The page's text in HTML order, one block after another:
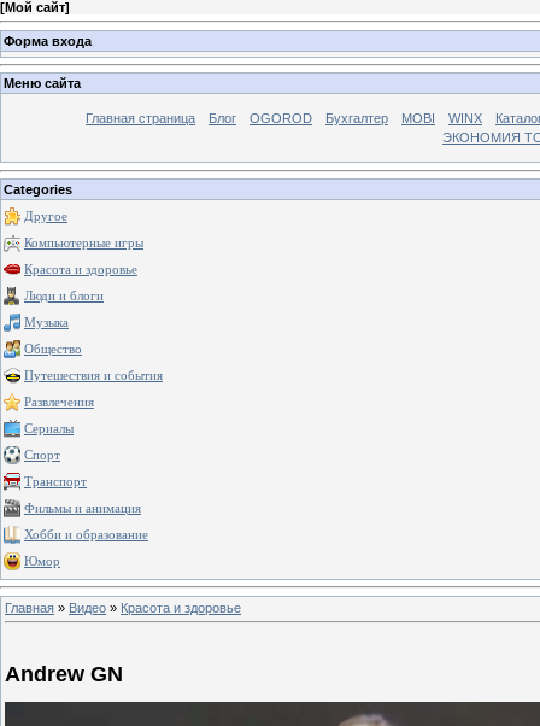
[Мой сайт]
Форма входа
Меню сайта
Главная страница Блог OGOROD Бухгалтер MOBI WINX
ЭКОНОМИЯ
Categories
Другое
Компьютерные игры
Красота и здоровье
Люди и блоги
Музыка
Общество
Путешествия и события
Развлечения
Сериалы
Спорт
Транспорт
Фильмы и анимация
Хобби и образование
Юмор
Главная » Видео » Красота и здоровье
Andrew GN